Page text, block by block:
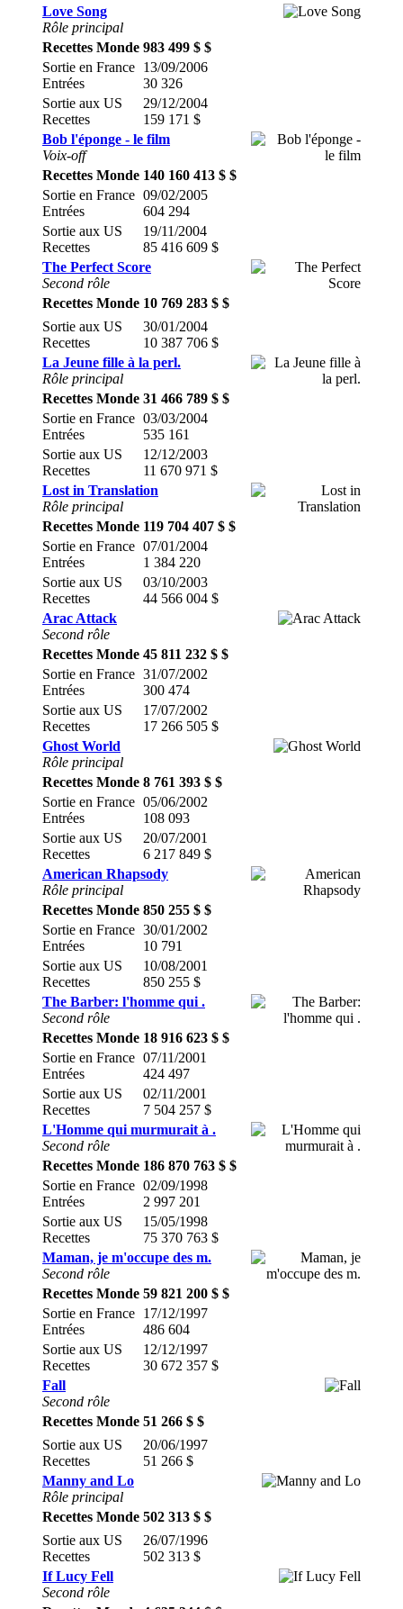
Love Song
Rôle principal
Recettes Monde 983 499 $ $
Sortie en France
Entrées
13/09/2006
30 326
Sortie aux US
Recettes
29/12/2004
159 171 $
Bob l'éponge - le film
Voix-off
Recettes Monde 140 160 413 $ $
Sortie en France
Entrées
09/02/2005
604 294
Sortie aux US
Recettes
19/11/2004
85 416 609 $
The Perfect Score
Second rôle
Recettes Monde 10 769 283 $ $
Sortie aux US
Recettes
30/01/2004
10 387 706 $
La Jeune fille à la perl.
Rôle principal
Recettes Monde 31 466 789 $ $
Sortie en France
Entrées
03/03/2004
535 161
Sortie aux US
Recettes
12/12/2003
11 670 971 $
Lost in Translation
Rôle principal
Recettes Monde 119 704 407 $ $
Sortie en France
Entrées
07/01/2004
1 384 220
Sortie aux US
Recettes
03/10/2003
44 566 004 $
Arac Attack
Second rôle
Recettes Monde 45 811 232 $ $
Sortie en France
Entrées
31/07/2002
300 474
Sortie aux US
Recettes
17/07/2002
17 266 505 $
Ghost World
Rôle principal
Recettes Monde 8 761 393 $ $
Sortie en France
Entrées
05/06/2002
108 093
Sortie aux US
Recettes
20/07/2001
6 217 849 $
American Rhapsody
Rôle principal
Recettes Monde 850 255 $ $
Sortie en France
Entrées
30/01/2002
10 791
Sortie aux US
Recettes
10/08/2001
850 255 $
The Barber: l'homme qui .
Second rôle
Recettes Monde 18 916 623 $ $
Sortie en France
Entrées
07/11/2001
424 497
Sortie aux US
Recettes
02/11/2001
7 504 257 $
L'Homme qui murmurait à .
Second rôle
Recettes Monde 186 870 763 $ $
Sortie en France
Entrées
02/09/1998
2 997 201
Sortie aux US
Recettes
15/05/1998
75 370 763 $
Maman, je m'occupe des m.
Second rôle
Recettes Monde 59 821 200 $ $
Sortie en France
Entrées
17/12/1997
486 604
Sortie aux US
Recettes
12/12/1997
30 672 357 $
Fall
Second rôle
Recettes Monde 51 266 $ $
Sortie aux US
Recettes
20/06/1997
51 266 $
Manny and Lo
Rôle principal
Recettes Monde 502 313 $ $
Sortie aux US
Recettes
26/07/1996
502 313 $
If Lucy Fell
Second rôle